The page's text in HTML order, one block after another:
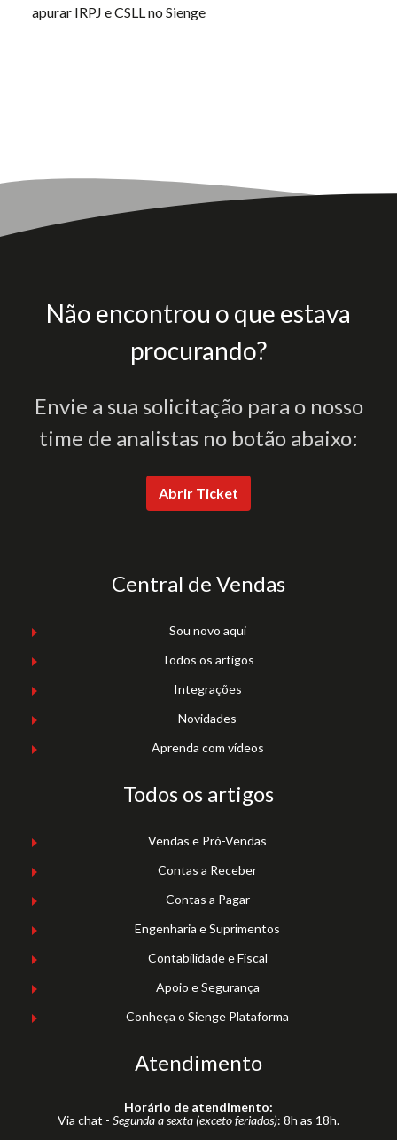
apurar IRPJ e CSLL no Sienge
Não encontrou o que estava
procurando?
Envie a sua solicitação para o nosso
time de analistas no botão abaixo:
Abrir Ticket
Central de Vendas
Sou novo aqui
Todos os artigos
Integrações
Novidades
Aprenda com vídeos
Todos os artigos
Vendas e Pró-Vendas
Contas a Receber
Contas a Pagar
Engenharia e Suprimentos
Contabilidade e Fiscal
Apoio e Segurança
Conheça o Sienge Plataforma
Atendimento
Horário de atendimento:
Via chat - Segunda a sexta (exceto feriados): 8h as 18h.